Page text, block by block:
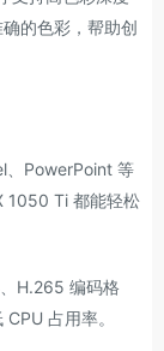
的色彩，帮助创
PowerPoint 等
1050 Ti 都能轻松
H.265 编码格
占用率。